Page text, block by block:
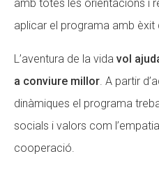
amb totes les orientacions i
aplicar el programa amb èxit
L’aventura de la vida vol
a conviure millor. A partir
dinàmiques el programa
socials i valors com
cooperació.
Missió i valors
Els comptes clars